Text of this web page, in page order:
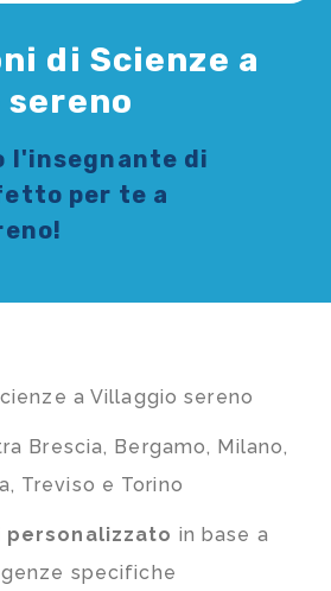
di Scienze a
l'insegnante di
per te a
a Villaggio sereno
Brescia, Bergamo, Milano,
Treviso e Torino
personalizzato in base a
specifiche